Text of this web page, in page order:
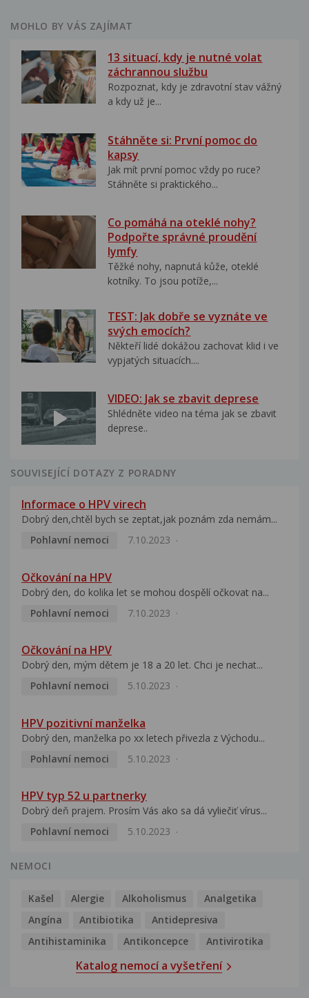
MOHLO BY VÁS ZAJÍMAT
13 situací, kdy je nutné volat
záchrannou službu
Rozpoznat, kdy je zdravotní stav vážný
a kdy už je...
Stáhněte si: První pomoc do
kapsy
Jak mít první pomoc vždy po ruce?
Stáhněte si praktického...
Co pomáhá na oteklé nohy?
Podpořte správné proudění
lymfy
Těžké nohy, napnutá kůže, oteklé
kotníky. To jsou potíže,...
TEST: Jak dobře se vyznáte ve
svých emocích?
Někteří lidé dokážou zachovat klid i ve
vypjatých situacích....
VIDEO: Jak se zbavit deprese
Shlédněte video na téma jak se zbavit
deprese..
SOUVISEJÍCÍ DOTAZY Z PORADNY
Informace o HPV virech
Dobrý den,chtěl bych se zeptat,jak poznám zda nemám...
Pohlavní nemoci
7.10.2023
Očkování na HPV
Dobrý den, do kolika let se mohou dospělí očkovat na...
Pohlavní nemoci
7.10.2023
Očkování na HPV
Dobrý den, mým dětem je 18 a 20 let. Chci je nechat...
Pohlavní nemoci
5.10.2023
HPV pozitivní manželka
Dobrý den, manželka po xx letech přivezla z Východu...
Pohlavní nemoci
5.10.2023
HPV typ 52 u partnerky
Dobrý deň prajem. Prosím Vás ako sa dá vyliečiť vírus...
Pohlavní nemoci
5.10.2023
NEMOCI
Kašel Alergie Alkoholismus
Analgetika
Angína
Antibiotika
Antidepresiva
Antihistaminika
Antikoncepce Antivirotika
Katalog nemocí a vyšetření